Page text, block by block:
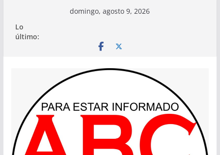
contenido
domingo, agosto 9, 2026
Lo
último: